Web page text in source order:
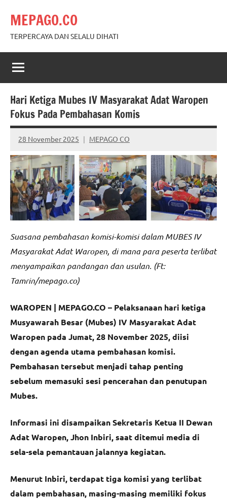
content
MEPAGO.CO
TERPERCAYA DAN SELALU DIHATI
Hari Ketiga Mubes IV Masyarakat Adat Waropen
Fokus Pada Pembahasan Komis
28 November 2025 MEPAGO CO
No
comments
Suasana pembahasan komisi-komisi dalam MUBES IV
Masyarakat Adat Waropen, di mana para peserta terlibat
menyampaikan pandangan dan usulan. (Ft:
Tamrin/mepago.co)
WAROPEN | MEPAGO.CO – Pelaksanaan hari ketiga
Musyawarah Besar (Mubes) IV Masyarakat Adat
Waropen pada Jumat, 28 November 2025, diisi
dengan agenda utama pembahasan komisi.
Pembahasan tersebut menjadi tahap penting
sebelum memasuki sesi pencerahan dan penutupan
Mubes.
Informasi ini disampaikan Sekretaris Ketua II Dewan
Adat Waropen, Jhon Inbiri, saat ditemui media di
sela-sela pemantauan jalannya kegiatan.
Menurut Inbiri, terdapat tiga komisi yang terlibat
dalam pembahasan, masing-masing memiliki fokus